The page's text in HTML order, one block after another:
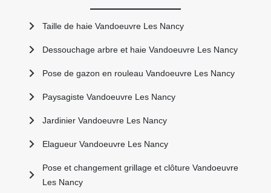
Taille de haie Vandoeuvre Les Nancy
Dessouchage arbre et haie Vandoeuvre Les Nancy
Pose de gazon en rouleau Vandoeuvre Les Nancy
Paysagiste Vandoeuvre Les Nancy
Jardinier Vandoeuvre Les Nancy
Elagueur Vandoeuvre Les Nancy
Pose et changement grillage et clôture Vandoeuvre
Les Nancy